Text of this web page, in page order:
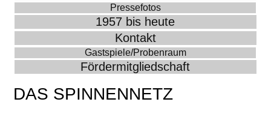
Pressefotos
1957 bis heute
Kontakt
Gastspiele/Probenraum
Fördermitgliedschaft
DAS SPINNENNETZ